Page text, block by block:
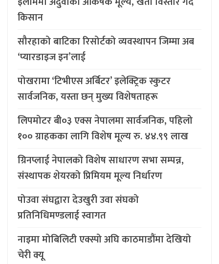
किसान
सौरहाको बाटिका रिसोर्टको व्यवस्थापन जिम्मा अब
‘प्यारडाइज इन’लाई
पोखरामा ‘टिभीएस अर्बिटर’ इलेक्ट्रिक स्कुटर
सार्वजनिक, यस्ता छन् मुख्य विशेषताहरू
लिपमोटर बी०३ एक्स नेपालमा सार्वजनिक, पहिलो
१०० ग्राहकका लागि विशेष मूल्य रु. ४४.९९ लाख
ग्रिनप्लाई नेपालको विशेष साधारण सभा सम्पन्न,
संस्थापक शेयरको प्रिमियम मूल्य निर्धारण
पोउवा संघद्वारा देउखुरी उवा संघको
प्रतिनिधिमण्डलाई स्वागत
नाइमा मोबिलिटी एक्स्पो अघि काठमाडौंमा देखियो
चेरी क्यू